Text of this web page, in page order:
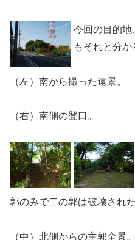
今回の目的地
もそれと分か
（左）南から撮った遠景。
（右）南側の登口。
郭のみで二の郭は破壊され
（中）北側からの主郭全景